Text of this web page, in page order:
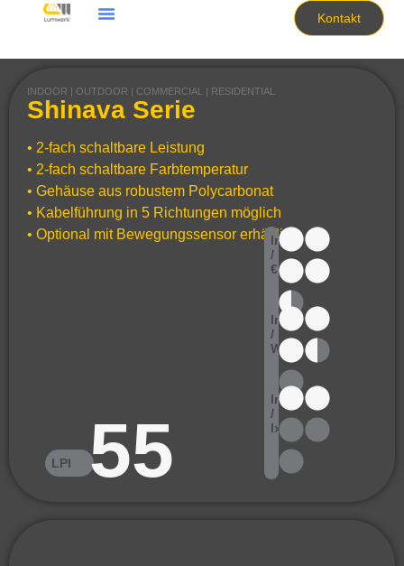
Kontakt
INDOOR | OUTDOOR | COMMERCIAL | RESIDENTIAL
Shinava Serie
• 2-fach schaltbare Leistung
• 2-fach schaltbare Farbtemperatur
• Gehäuse aus robustem Polycarbonat
• Kabelführung in 5 Richtungen möglich
• Optional mit Bewegungssensor erhältlich
LPI 55
lm
/
€
lm
/
W
lm
/
lx